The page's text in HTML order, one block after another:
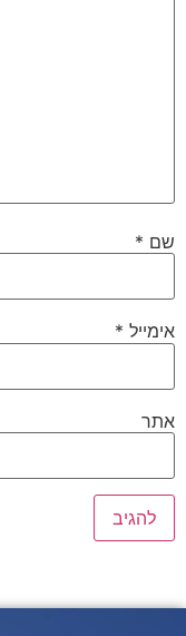
שם *
אימייל *
אתר